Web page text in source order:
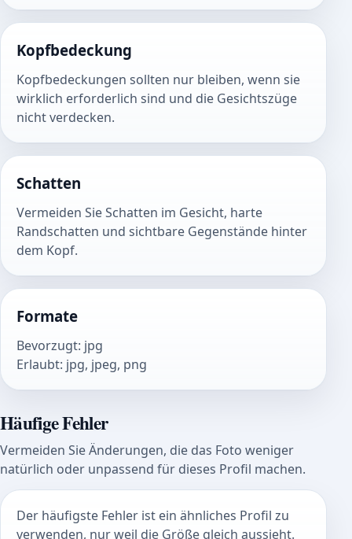
Kopfbedeckung
Kopfbedeckungen sollten nur bleiben, wenn sie
wirklich erforderlich sind und die Gesichtszüge
nicht verdecken.
Schatten
Vermeiden Sie Schatten im Gesicht, harte
Randschatten und sichtbare Gegenstände hinter
dem Kopf.
Formate
Bevorzugt: jpg
Erlaubt: jpg, jpeg, png
Häufige Fehler
Vermeiden Sie Änderungen, die das Foto weniger
natürlich oder unpassend für dieses Profil machen.
Der häufigste Fehler ist ein ähnliches Profil zu
verwenden, nur weil die Größe gleich aussieht.